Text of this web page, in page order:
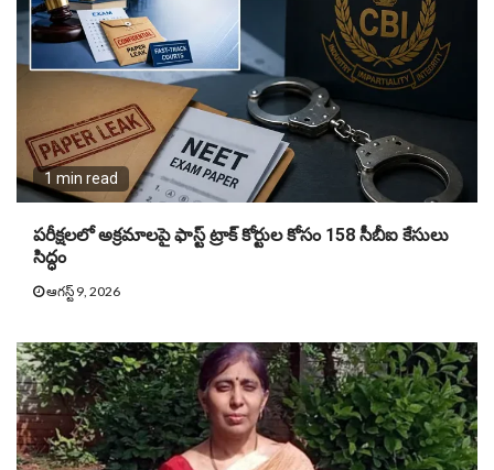
1 min read
పరీక్షలలో అక్రమాలపై ఫాస్ట్ ట్రాక్ కోర్టుల కోసం 158 సీబీఐ కేసులు
సిద్ధం
ఆగస్ట్ 9, 2026